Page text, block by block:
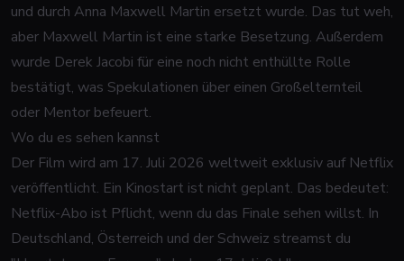
und durch Anna Maxwell Martin ersetzt wurde. Das tut weh,
aber Maxwell Martin ist eine starke Besetzung. Außerdem
wurde Derek Jacobi für eine noch nicht enthüllte Rolle
bestätigt, was Spekulationen über einen Großelternteil
oder Mentor befeuert.
Wo du es sehen kannst
Der Film wird am 17. Juli 2026 weltweit exklusiv auf Netflix
veröffentlicht. Ein Kinostart ist nicht geplant. Das bedeutet:
Netflix-Abo ist Pflicht, wenn du das Finale sehen willst. In
Deutschland, Österreich und der Schweiz streamst du